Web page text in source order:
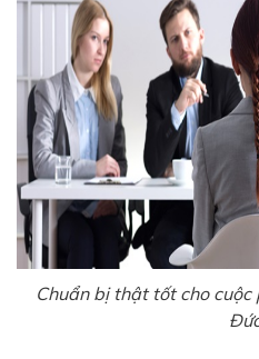
Chuẩn bị thật tốt cho